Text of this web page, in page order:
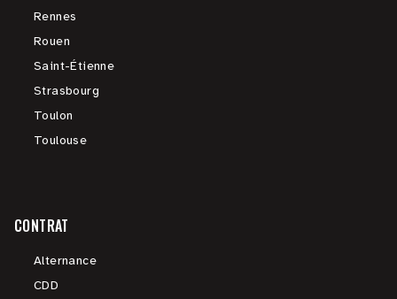
Rennes
Rouen
Saint-Étienne
Strasbourg
Toulon
Toulouse
CONTRAT
Alternance
CDD